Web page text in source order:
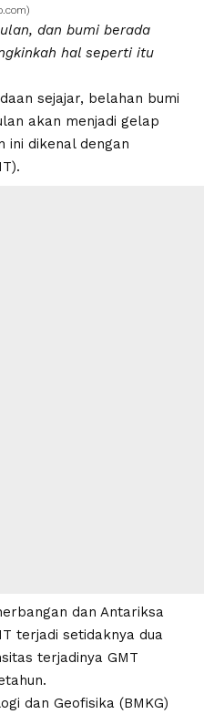
)
dan bumi berada
hal seperti itu
sejajar, belahan bumi
akan menjadi gelap
ini dikenal dengan
).
dan Antariksa
terjadi setidaknya dua
terjadinya GMT
dan Geofisika (BMKG)